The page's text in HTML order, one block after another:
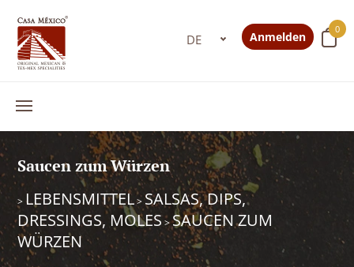
0
Anmelden
Saucen zum Würzen
> LEBENSMITTEL> SALSAS, DIPS,
DRESSINGS, MOLES >SAUCEN ZUM
WÜRZEN